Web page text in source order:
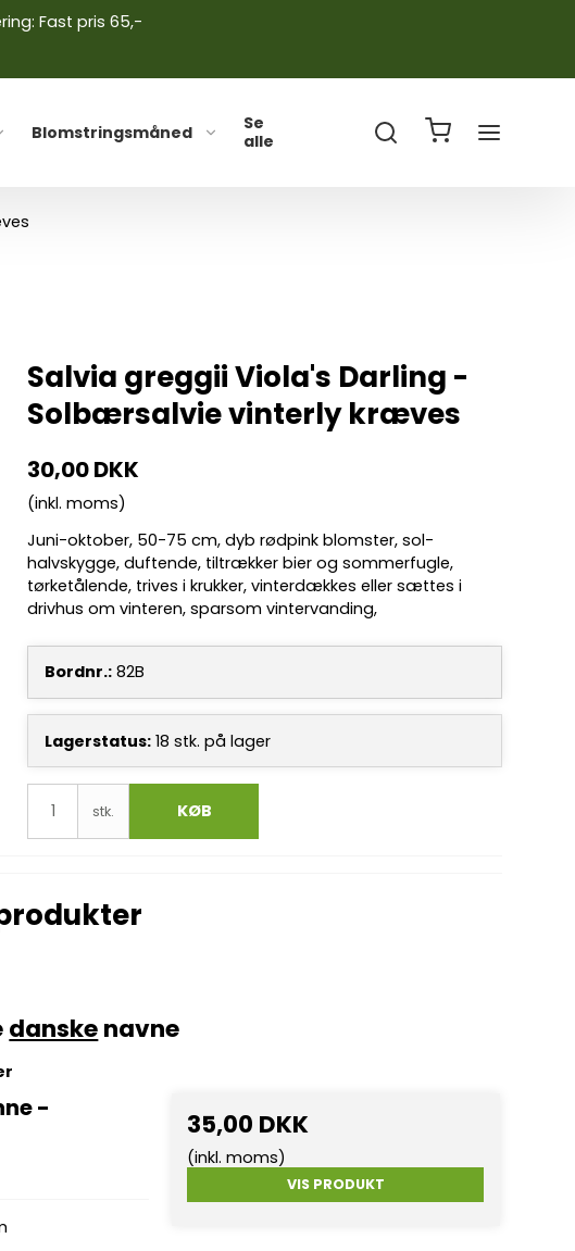
Fast pris 65,-
Blomstringsmåned
Se
alle
Salvia greggii Viola's Darling -
Solbærsalvie vinterly kræves
30,00 DKK
(inkl. moms)
Juni-oktober, 50-75 cm, dyb rødpink blomster, sol-
halvskygge, duftende, tiltrækker bier og sommerfugle,
tørketålende, trives i krukker, vinterdækkes eller sættes i
drivhus om vinteren, sparsom vintervanding,
Bordnr.: 82B
Lagerstatus: 18 stk. på lager
stk. KØB
danskenavne
-
35,00 DKK
(inkl. moms)
VIS PRODUKT